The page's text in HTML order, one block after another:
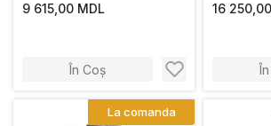
9 615,00 MDL
În Coș
16
La comanda